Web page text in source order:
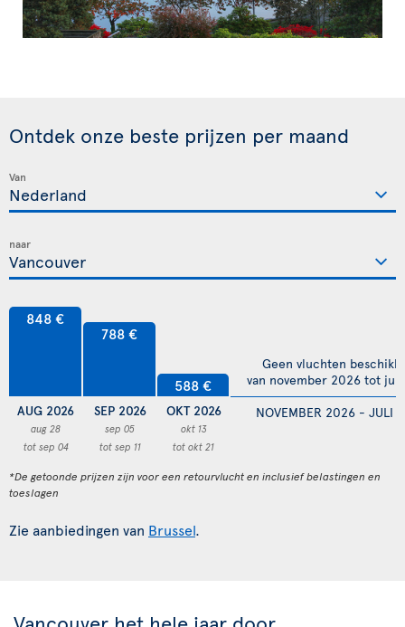
Ontdek onze beste prijzen per maand
Van
naar
848 €
AUG 2026
aug 28
tot sep 04
788 €
SEP 2026
sep 05
tot sep 11
588 €
OKT 2026
okt 13
tot okt 21
NOVEMBER 2026 - JULI
Geen vluchten
van november 2026 tot
*De getoonde prijzen zijn voor een retourvlucht en inclusief belastingen en
toeslagen
Zie aanbiedingen van Brussel.